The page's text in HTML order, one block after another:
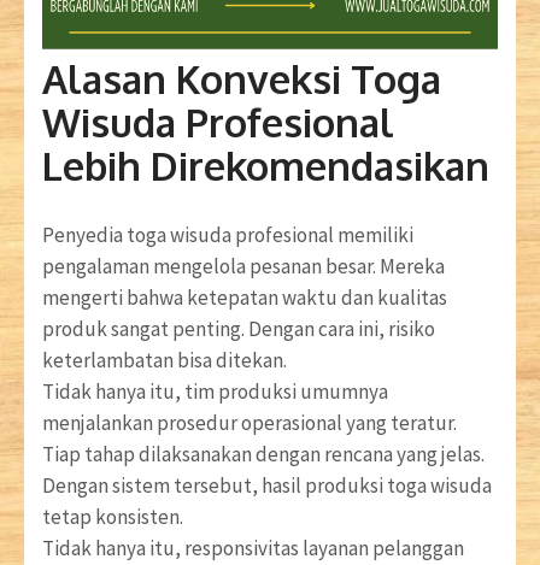
Alasan Konveksi Toga
Wisuda Profesional
Lebih Direkomendasikan
Penyedia toga wisuda profesional memiliki
pengalaman mengelola pesanan besar. Mereka
mengerti bahwa ketepatan waktu dan kualitas
produk sangat penting. Dengan cara ini, risiko
keterlambatan bisa ditekan.
Tidak hanya itu, tim produksi umumnya
menjalankan prosedur operasional yang teratur.
Tiap tahap dilaksanakan dengan rencana yang jelas.
Dengan sistem tersebut, hasil produksi toga wisuda
tetap konsisten.
Tidak hanya itu, responsivitas layanan pelanggan